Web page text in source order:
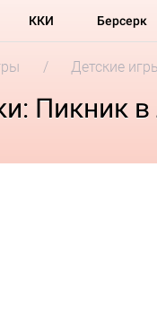
ККИ Берсерк
Детские
Пикник в